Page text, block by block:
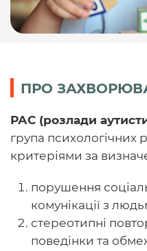
ПРО
РАС (розлади
група психологічних
критеріями за
порушення
комунікації з
стереотипні
поведінки та